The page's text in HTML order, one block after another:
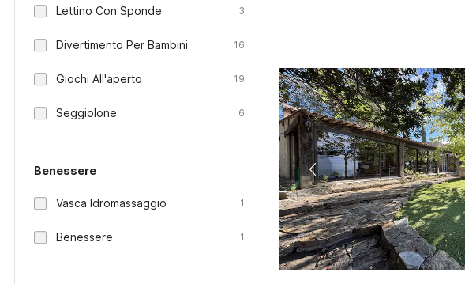
Lettino Con Sponde 3
Divertimento Per Bambini 16
Giochi All'aperto 19
Seggiolone 6
Benessere
Vasca Idromassaggio 1
Benessere 1